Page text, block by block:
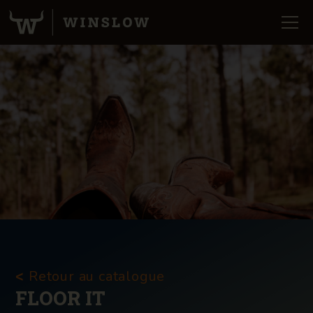
< Retour au catalogue
FLOOR IT